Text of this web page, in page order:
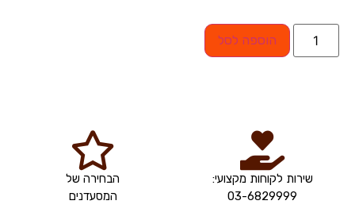
הוספה לסל
שירות לקוחות מקצועי:
03-6829999
הבחירה של
המסעדנים